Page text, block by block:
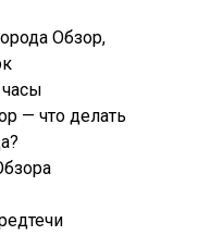
Обзор,
— что делать